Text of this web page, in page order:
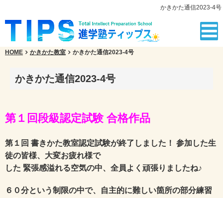
かきかた通信2023-4号
HOME かきかた教室 かきかた通信2023-4号
かきかた通信2023-4号
第１回段級認定試験 合格作品
第１回 書きかた教室認定試験が終了しました！ 参加した生
徒の皆様、大変お疲れ様で
した 緊張感溢れる空気の中、全員よく頑張りましたね♪
６０分という制限の中で、自主的に難しい箇所の部分練習